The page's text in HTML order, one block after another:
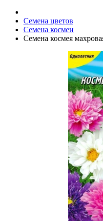
Семена цветов
Семена космеи
Семена космея